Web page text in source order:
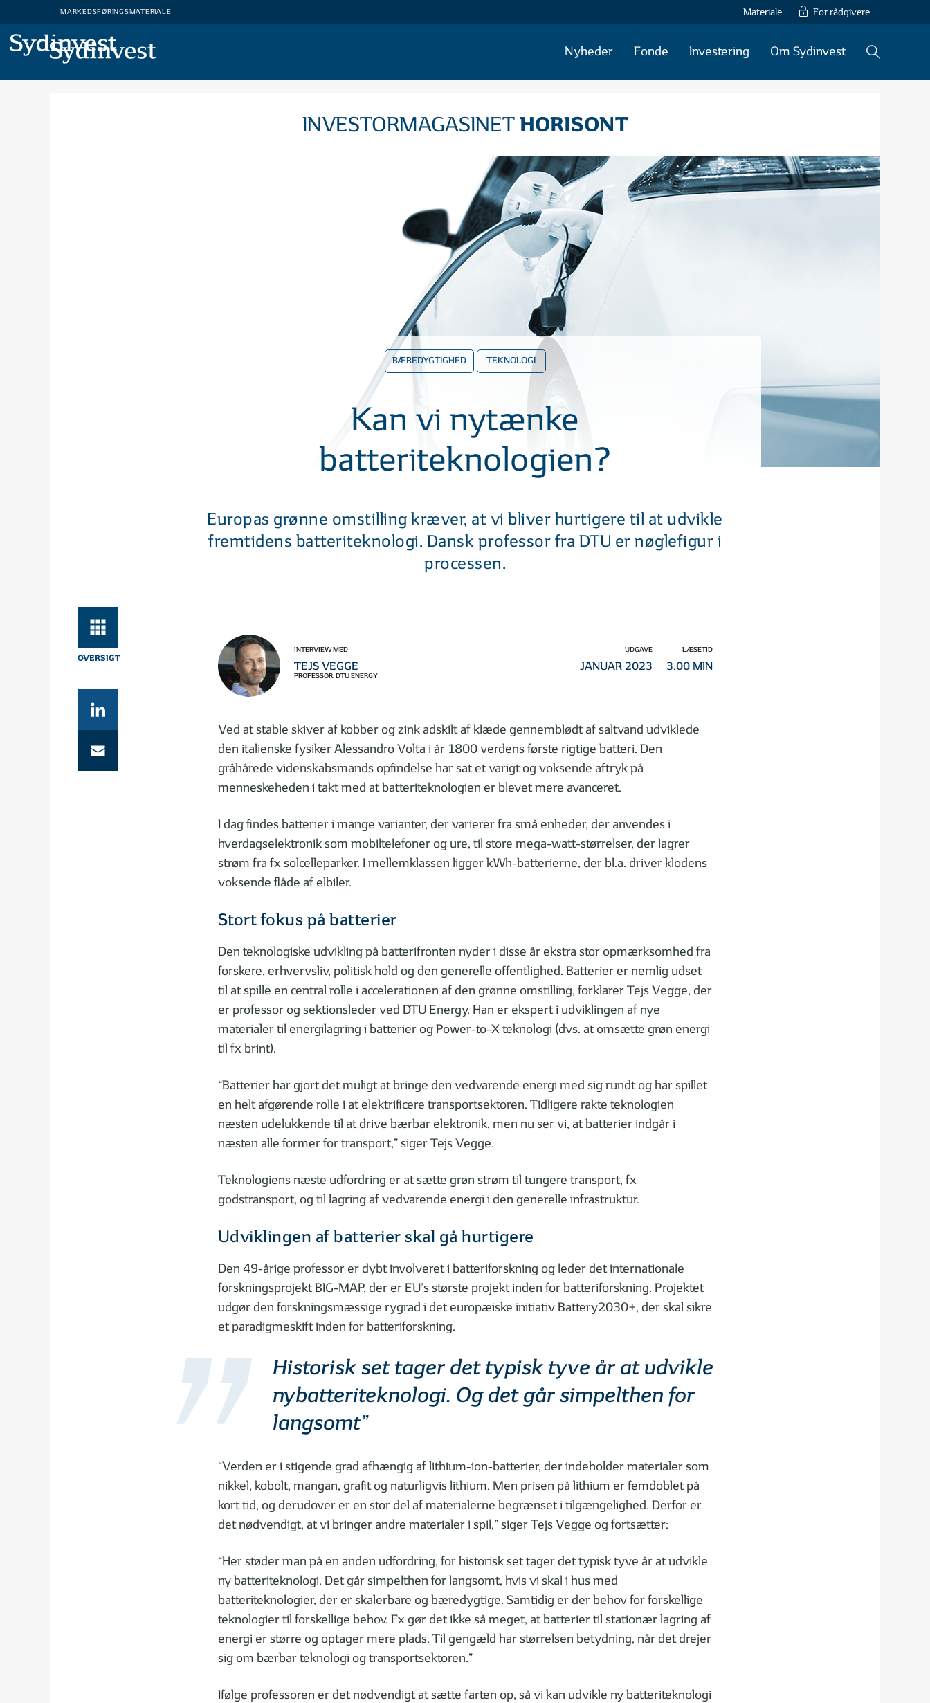
MARKEDSFØRINGSMATERIALE Materiale For rådgivere
MARKEDSFØRINGSMATERIALE
Nyheder Fonde Investering Om Sydinvest
INVESTORMAGASINETHORISONT
BÆREDYGTIGHED TEKNOLOGI
Kan vi nytænke
batteriteknologien?
Europas grønne omstilling kræver, at vi bliver hurtigere til at udvikle
fremtidens batteriteknologi. Dansk professor fra DTU er nøglefigur i
processen.
INTERVIEW MED
TEJS VEGGE
PROFESSOR, DTU ENERGY
UDGAVE
JANUAR 2023
LÆSETID
3.00 MIN
Ved at stable skiver af kobber og zink adskilt af klæde gennemblødt af saltvand udviklede
den italienske fysiker Alessandro Volta i år 1800 verdens første rigtige batteri. Den
gråhårede videnskabsmands opfindelse har sat et varigt og voksende aftryk på
menneskeheden i takt med at batteriteknologien er blevet mere avanceret.
I dag findes batterier i mange varianter, der varierer fra små enheder, der anvendes i
hverdagselektronik som mobiltelefoner og ure, til store mega-watt-størrelser, der lagrer
strøm fra fx solcelleparker. I mellemklassen ligger kWh-batterierne, der bl.a. driver klodens
voksende flåde af elbiler.
Stort fokus på batterier
Den teknologiske udvikling på batterifronten nyder i disse år ekstra stor opmærksomhed fra
forskere, erhvervsliv, politisk hold og den generelle offentlighed. Batterier er nemlig udset
til at spille en central rolle i accelerationen af den grønne omstilling, forklarer Tejs Vegge, der
er professor og sektionsleder ved DTU Energy. Han er ekspert i udviklingen af nye
materialer til energilagring i batterier og Power-to-X teknologi (dvs. at omsætte grøn energi
til fx brint).
“Batterier har gjort det muligt at bringe den vedvarende energi med sig rundt og har spillet
en helt afgørende rolle i at elektrificere transportsektoren. Tidligere rakte teknologien
næsten udelukkende til at drive bærbar elektronik, men nu ser vi, at batterier indgår i
næsten alle former for transport,” siger Tejs Vegge.
Teknologiens næste udfordring er at sætte grøn strøm til tungere transport, fx
godstransport, og til lagring af vedvarende energi i den generelle infrastruktur.
Udviklingen af batterier skal gå hurtigere
Den 49-årige professor er dybt involveret i batteriforskning og leder det internationale
forskningsprojekt BIG-MAP, der er EU’s største projekt inden for batteriforskning. Projektet
udgør den forskningsmæssige rygrad i det europæiske initiativ Battery2030+, der skal sikre
et paradigmeskift inden for batteriforskning.
Historisk set tager det typisk tyve år at udvikle
nybatteriteknologi. Og det går simpelthen for
langsomt”
“Verden er i stigende grad afhængig af lithium-ion-batterier, der indeholder materialer som
nikkel, kobolt, mangan, grafit og naturligvis lithium. Men prisen på lithium er femdoblet på
kort tid, og derudover er en stor del af materialerne begrænset i tilgængelighed. Derfor er
det nødvendigt, at vi bringer andre materialer i spil,” siger Tejs Vegge og fortsætter:
“Her støder man på en anden udfordring, for historisk set tager det typisk tyve år at udvikle
ny batteriteknologi. Det går simpelthen for langsomt, hvis vi skal i hus med
batteriteknologier, der er skalerbare og bæredygtige. Samtidig er der behov for forskellige
teknologier til forskellige behov. Fx gør det ikke så meget, at batterier til stationær lagring af
energi er større og optager mere plads. Til gengæld har størrelsen betydning, når det drejer
sig om bærbar teknologi og transportsektoren.”
Ifølge professoren er det nødvendigt at sætte farten op, så vi kan udvikle ny batteriteknologi